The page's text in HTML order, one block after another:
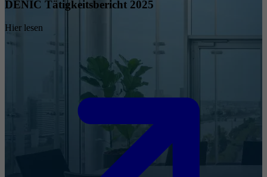
DENIC Tätigkeitsbericht 2025
Hier lesen